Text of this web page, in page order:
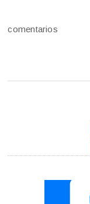
comentarios